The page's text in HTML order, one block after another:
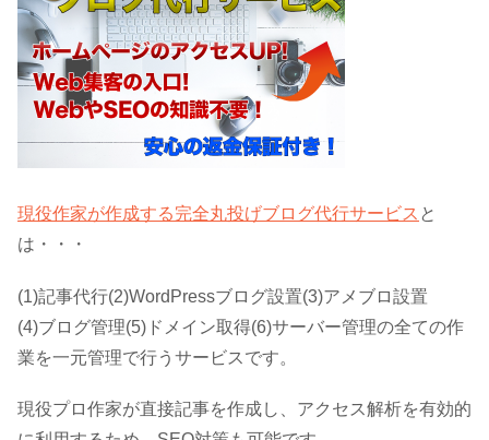
現役作家が作成する完全丸投げブログ代行サービス と
は・・・
(1)記事代行(2)WordPressブログ設置(3)アメブロ設置
(4)ブログ管理(5)ドメイン取得(6)サーバー管理の全ての作
業を一元管理で行うサービスです。
現役プロ作家が直接記事を作成し、アクセス解析を有効的